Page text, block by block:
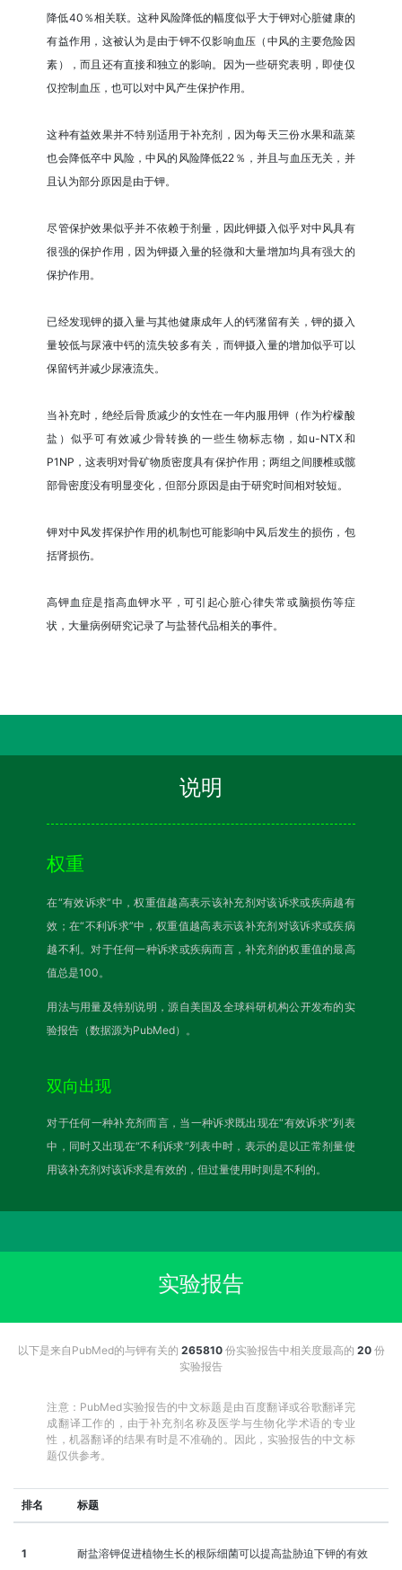
降低40％相关联。这种风险降低的幅度似乎大于钾​​对心脏健康的
有益作用，这被认为是由于钾不仅影响血压（中风的主要危险因
素），而且还有直接和独立的影响。因为一些研究表明，即使仅
仅控制血压，也可以对中风产生保护作用。
这种有益效果并不特别适用于补充剂，因为每天三份水果和蔬菜
也会降低卒中风险，中风的风险降低22％，并且与血压无关，并
且认为部分原因是由于钾。
尽管保护效果似乎并不依赖于剂量，因此钾摄入似乎对中风具有
很强的保护作用，因为钾摄入量的轻微和大量增加均具有强大的
保护作用。
已经发现钾的摄入量与其他健康成年人的钙潴留有关，钾的摄入
量较低与尿液中钙的流失较多有关，而钾摄入量的增加似乎可以
保留钙并减少尿液流失。
当补充时，绝经后骨质减少的女性在一年内服用钾（作为柠檬酸
盐）似乎可有效减少骨转换的一些生物标志物，如u-NTX和
P1NP，这表明对骨矿物质密度具有保护作用；两组之间腰椎或髋
部骨密度没有明显变化，但部分原因是由于研究时间相对较短。
钾对中风发挥保护作用的机制也可能影响中风后发生的损伤，包
括肾损伤。
高钾血症是指高血钾水平，可引起心脏心律失常或脑损伤等症
状，大量病例研究记录了与盐替代品相关的事件。
说明
权重
在“有效诉求”中，权重值越高表示该补充剂对该诉求或疾病越有
效；在“不利诉求”中，权重值越高表示该补充剂对该诉求或疾病
越不利。对于任何一种诉求或疾病而言，补充剂的权重值的最高
值总是100。
用法与用量及特别说明，源自美国及全球科研机构公开发布的实
验报告（数据源为PubMed）。
双向出现
对于任何一种补充剂而言，当一种诉求既出现在“有效诉求”列表
中，同时又出现在“不利诉求”列表中时，表示的是以正常剂量使
用该补充剂对该诉求是有效的，但过量使用时则是不利的。
实验报告
以下是来自PubMed的与钾有关的 265810份实验报告中相关度最高的 20份
实验报告
注意：PubMed实验报告的中文标题是由百度翻译或谷歌翻译完
成翻译工作的，由于补充剂名称及医学与生物化学术语的专业
性，机器翻译的结果有时是不准确的。因此，实验报告的中文标
题仅供参考。
排名 标题
1
耐盐溶钾促进植物生长的根际细菌可以提高盐胁迫下钾的有效